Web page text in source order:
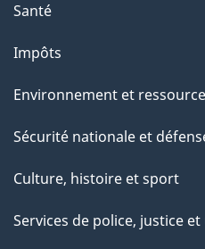
Santé
Impôts
Environnement et
Sécurité nationale et
Culture, histoire et sport
Services de police, justice